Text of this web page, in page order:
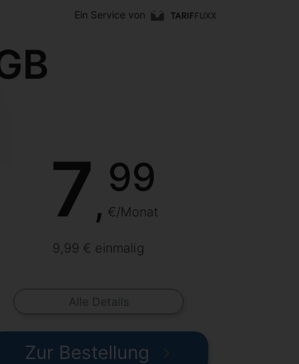
Ein Service von
7,
99
€/Monat
9,99 € einmalig
Alle Details
Zur Bestellung